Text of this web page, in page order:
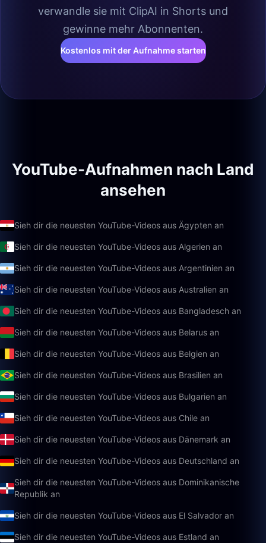
verwandle sie mit ClipAI in Shorts und
gewinne mehr Abonnenten.
Kostenlos mit der Aufnahme starten
YouTube-Aufnahmen nach Land
ansehen
Sieh dir die neuesten YouTube-Videos aus Ägypten an
Sieh dir die neuesten YouTube-Videos aus Algerien an
Sieh dir die neuesten YouTube-Videos aus Argentinien an
Sieh dir die neuesten YouTube-Videos aus Australien an
Sieh dir die neuesten YouTube-Videos aus Bangladesch an
Sieh dir die neuesten YouTube-Videos aus Belarus an
Sieh dir die neuesten YouTube-Videos aus Belgien an
Sieh dir die neuesten YouTube-Videos aus Brasilien an
Sieh dir die neuesten YouTube-Videos aus Bulgarien an
Sieh dir die neuesten YouTube-Videos aus Chile an
Sieh dir die neuesten YouTube-Videos aus Dänemark an
Sieh dir die neuesten YouTube-Videos aus Deutschland an
Sieh dir die neuesten YouTube-Videos aus Dominikanische
Republik an
Sieh dir die neuesten YouTube-Videos aus El Salvador an
Sieh dir die neuesten YouTube-Videos aus Estland an